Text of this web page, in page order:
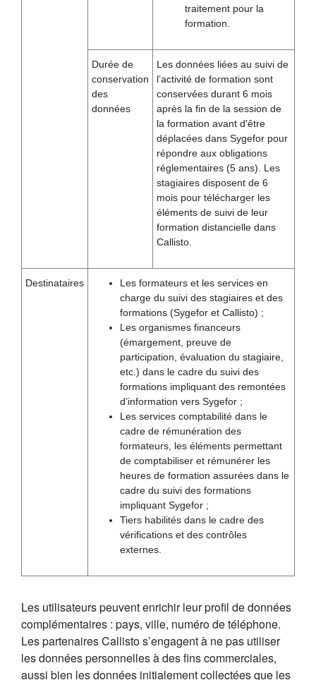
traitement pour la
formation.
Durée de
conservation
des
données
Les données liées au suivi de
l’activité de formation sont
conservées durant 6 mois
après la fin de la session de
la formation avant d'être
déplacées dans Sygefor pour
répondre aux obligations
réglementaires (5 ans). Les
stagiaires disposent de 6
mois pour télécharger les
éléments de suivi de leur
formation distancielle dans
Callisto.
Destinataires
Les formateurs et les services en
charge du suivi des stagiaires et des
formations (Sygefor et Callisto) ;
Les organismes financeurs
(émargement, preuve de
participation, évaluation du stagiaire,
etc.) dans le cadre du suivi des
formations impliquant des remontées
d’information vers Sygefor ;
Les services comptabilité dans le
cadre de rémunération des
formateurs, les éléments permettant
de comptabiliser et rémunérer les
heures de formation assurées dans le
cadre du suivi des formations
impliquant Sygefor ;
Tiers habilités dans le cadre des
vérifications et des contrôles
externes.
Les utilisateurs peuvent enrichir leur profil de données
complémentaires : pays, ville, numéro de téléphone.
Les partenaires Callisto s’engagent à ne pas utiliser
les données personnelles à des fins commerciales,
aussi bien les données initialement collectées que les